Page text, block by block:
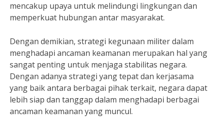
mencakup upaya untuk melindungi lingkungan dan
memperkuat hubungan antar masyarakat.
Dengan demikian, strategi kegunaan militer dalam
menghadapi ancaman keamanan merupakan hal yang
sangat penting untuk menjaga stabilitas negara.
Dengan adanya strategi yang tepat dan kerjasama
yang baik antara berbagai pihak terkait, negara dapat
lebih siap dan tanggap dalam menghadapi berbagai
ancaman keamanan yang muncul.